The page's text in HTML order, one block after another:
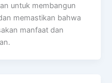
untuk membangun
memastikan bahwa
manfaat dan